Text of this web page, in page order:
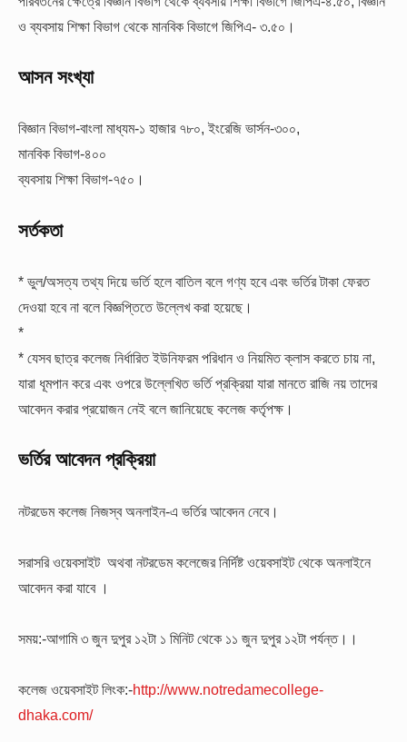
ও ব্যবসায় শিক্ষা বিভাগ থেকে মানবিক বিভাগে জিপিএ- ৩.৫০।
আসন সংখ্যা
বিজ্ঞান বিভাগ-বাংলা মাধ্যম-১ হাজার ৭৮০, ইংরেজি ভার্সন-৩০০,
মানবিক বিভাগ-৪০০
ব্যবসায় শিক্ষা বিভাগ-৭৫০।
সর্তকতা
* ভুল/অসত্য তথ্য দিয়ে ভর্তি হলে বাতিল বলে গণ্য হবে এবং ভর্তির টাকা ফেরত
দেওয়া হবে না বলে বিজ্ঞপ্তিতে উল্লেখ করা হয়েছে।
*
* যেসব ছাত্র কলেজ নির্ধারিত ইউনিফরম পরিধান ও নিয়মিত ক্লাস করতে চায় না,
যারা ধূমপান করে এবং ওপরে উল্লেখিত ভর্তি প্রক্রিয়া যারা মানতে রাজি নয় তাদের
আবেদন করার প্রয়োজন নেই বলে জানিয়েছে কলেজ কর্তৃপক্ষ।
ভর্তির আবেদন প্রক্রিয়া
নটরডেম কলেজ নিজস্ব অনলাইন-এ ভর্তির আবেদন নেবে।
সরাসরি ওয়েবসাইট অথবা নটরডেম কলেজের নির্দিষ্ট ওয়েবসাইট থেকে অনলাইনে
আবেদন করা যাবে ।
সময়:-আগামি ৩ জুন দুপুর ১২টা ১ মিনিট থেকে ১১ জুন দুপুর ১২টা পর্যন্ত।।
কলেজ ওয়েবসাইট লিংক:-http://www.notredamecollege-
dhaka.com/